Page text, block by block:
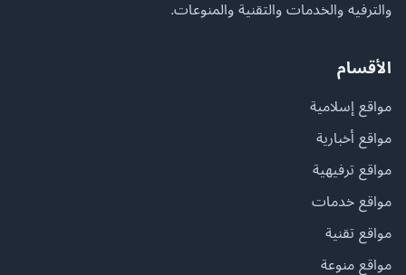
والترفيه والخدمات والتقنية والمنوعات.
الأقسام
مواقع إسلامية
مواقع أخبارية
مواقع ترفيهية
مواقع خدمات
مواقع تقنية
مواقع منوعة